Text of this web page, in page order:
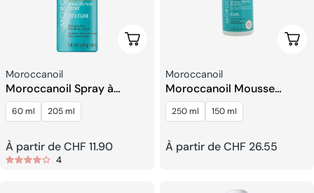
Choisissez Les Options
Fournisseur:
Moroccanoil
Moroccanoil Spray à
Texture Sèche
60 ml 205 ml
Prix
À partir de CHF 11.90
4
Fournisseur:
Moroccanoil
Moroccanoil Mousse
Contrôle Des Boucles
250 ml 150 ml
Prix
À partir de CHF 26.55